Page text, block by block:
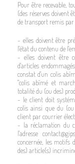
Pour être recevable,
(des réserves doivent
de transport remis par
- elles doivent être
l'état du contenu de
- elles doivent être
d'articles
constat d'un colis
"colis abîmé et
totalité du (ou des)
- le client doit
colis ainsi que du
client par courrier
- la réclamation du
l'adresse
concernée, les motifs
des) article(s)